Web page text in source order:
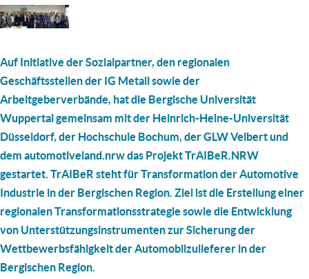
Auf Initiative der Sozialpartner, den regionalen
Geschäftsstellen der IG Metall sowie der
Arbeitgeberverbände, hat die Bergische Universität
Wuppertal gemeinsam mit der Heinrich-Heine-Universität
Düsseldorf, der Hochschule Bochum, der GLW Velbert und
dem automotiveland.nrw das Projekt TrAIBeR.NRW
gestartet. TrAIBeR steht für Transformation der Automotive
Industrie in der Bergischen Region. Ziel ist die Erstellung einer
regionalen Transformationsstrategie sowie die Entwicklung
von Unterstützungsinstrumenten zur Sicherung der
Wettbewerbsfähigkeit der Automobilzulieferer in der
Bergischen Region.